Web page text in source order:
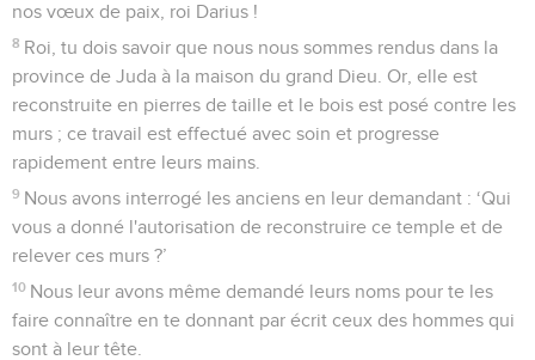
nos vœux de paix, roi Darius !
8 Roi, tu dois savoir que nous nous sommes rendus dans la
province de Juda à la maison du grand Dieu. Or, elle est
reconstruite en pierres de taille et le bois est posé contre les
murs ; ce travail est effectué avec soin et progresse
rapidement entre leurs mains.
9 Nous avons interrogé les anciens en leur demandant : ‘Qui
vous a donné l'autorisation de reconstruire ce temple et de
relever ces murs ?’
10 Nous leur avons même demandé leurs noms pour te les
faire connaître en te donnant par écrit ceux des hommes qui
sont à leur tête.